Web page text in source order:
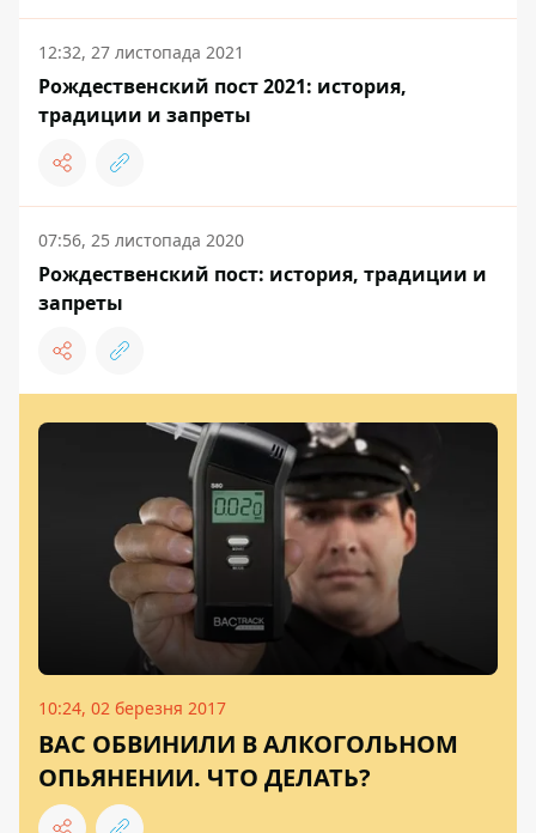
12:32, 27 листопада 2021
Рождественский пост 2021: история,
традиции и запреты
07:56, 25 листопада 2020
Рождественский пост: история, традиции и
запреты
10:24, 02 березня 2017
ВАС ОБВИНИЛИ В АЛКОГОЛЬНОМ
ОПЬЯНЕНИИ. ЧТО ДЕЛАТЬ?